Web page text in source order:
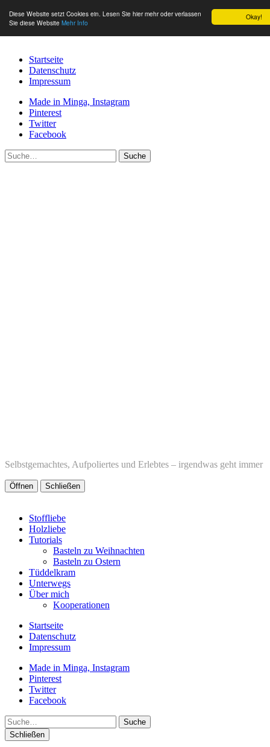
Okay!
Diese Website setzt Cookies ein. Lesen Sie hier mehr oder verlassen
Sie diese Website Mehr Info
Startseite
Datenschutz
Impressum
Made in Minga, Instagram
Pinterest
Twitter
Facebook
Suche
Selbstgemachtes, Aufpoliertes und Erlebtes – irgendwas geht immer
Öffnen Schließen
Stoffliebe
Holzliebe
Tutorials
Basteln zu Weihnachten
Basteln zu Ostern
Tüddelkram
Unterwegs
Über mich
Kooperationen
Startseite
Datenschutz
Impressum
Made in Minga, Instagram
Pinterest
Twitter
Facebook
Suche
Schließen